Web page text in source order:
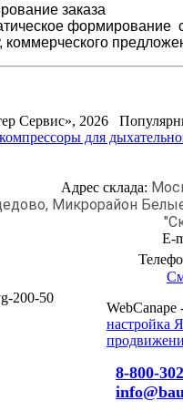
заказа
формирование
коммерческого
Сервис», 2026
для
Адрес склада:
Микрорайон
E-
WebCanape
настройка
8-800-